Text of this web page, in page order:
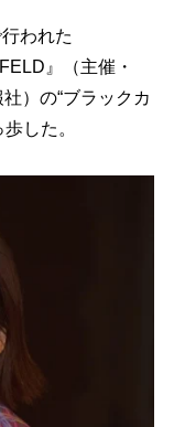
われた
』（主催・
）の“ブラックカ
した。